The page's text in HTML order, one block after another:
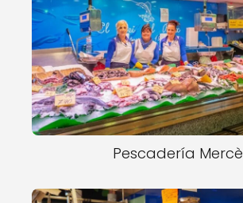
Pescadería Mercè